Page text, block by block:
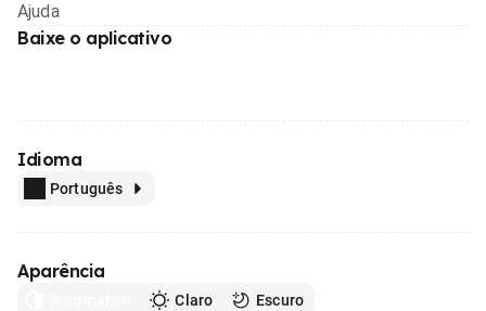
Ajuda
Baixe o aplicativo
Idioma
Português
Aparência
Claro Escuro